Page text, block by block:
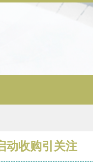
动收购引关注